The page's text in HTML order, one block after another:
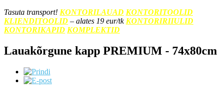
Tasuta transport! KONTORILAUAD KONTORITOOLID
KLIENDITOOLID – alates 19 eur/tk KONTORIRIIULID
KONTORIKAPID KOMPLEKTID
Lauakõrgune kapp PREMIUM - 74x80cm